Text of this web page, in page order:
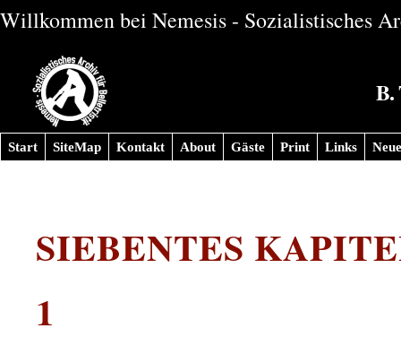
Willkommen bei Nemesis - Sozialistisches
B.
Start SiteMap Kontakt About Gäste Print Links
SIEBENTES
1